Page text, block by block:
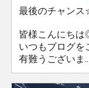
最後のチャン
皆様こんにち
いつもブログを
有難うございま...